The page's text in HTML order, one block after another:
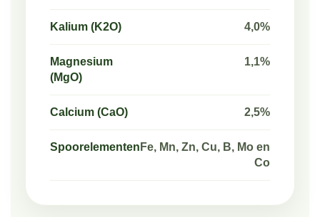
Kalium (K2O) 4,0%
Magnesium
(MgO)
1,1%
Calcium (CaO) 2,5%
Spoorelementen Fe, Mn, Zn, Cu, B, Mo en
Co